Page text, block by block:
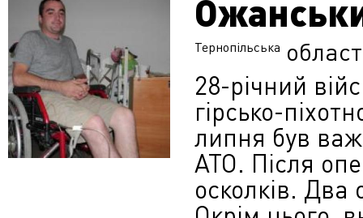
Тернопільська
28-річний
гірсько-
липня був
АТО. Після
осколків. Два